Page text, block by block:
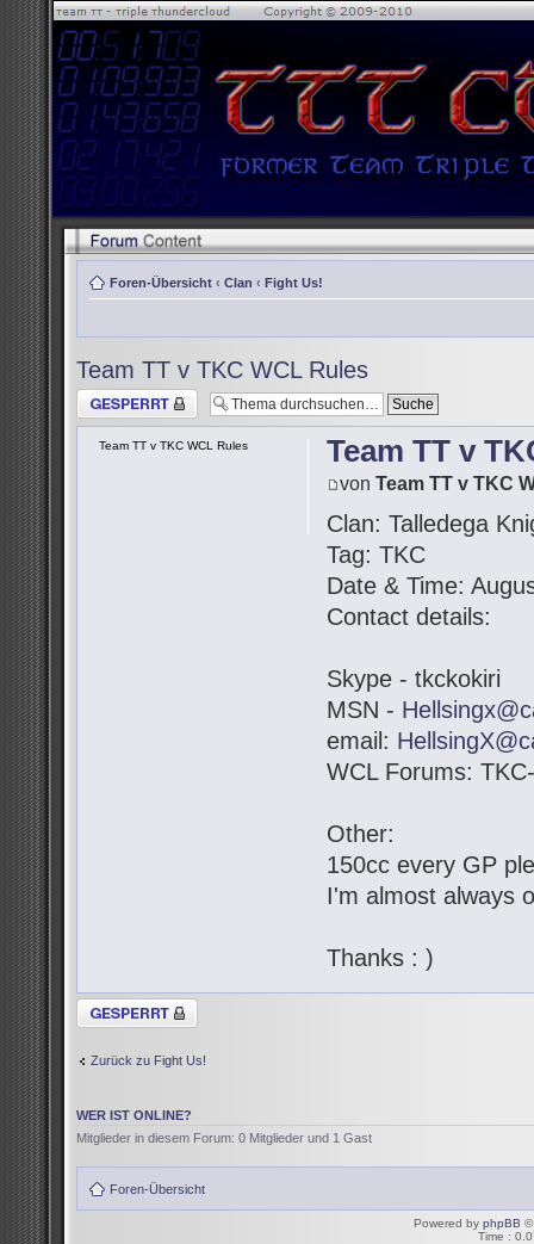
Foren-Übersicht ‹ Clan ‹ Fight Us!
Team TT v TKC WCL Rules
Thema gesperrt
Team TT v
vonTeam TT v TKC
Clan: Talledega
Tag: TKC
Date & Time:
Contact details:
Skype - tkckokiri
MSN -
email:
WCL Forums:
Other:
150cc every GP
I'm almost always
Thanks : )
Team TT v TKC WCL Rules
Thema gesperrt
Zurück zu Fight Us!
WER IST ONLINE?
Mitglieder in diesem Forum: 0 Mitglieder und 1 Gast
Foren-Übersicht
Powered by phpBB ©
Time :